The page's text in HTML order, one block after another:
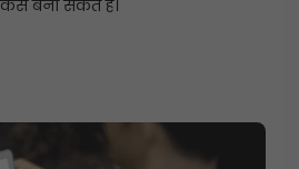
बना सकते हैं।